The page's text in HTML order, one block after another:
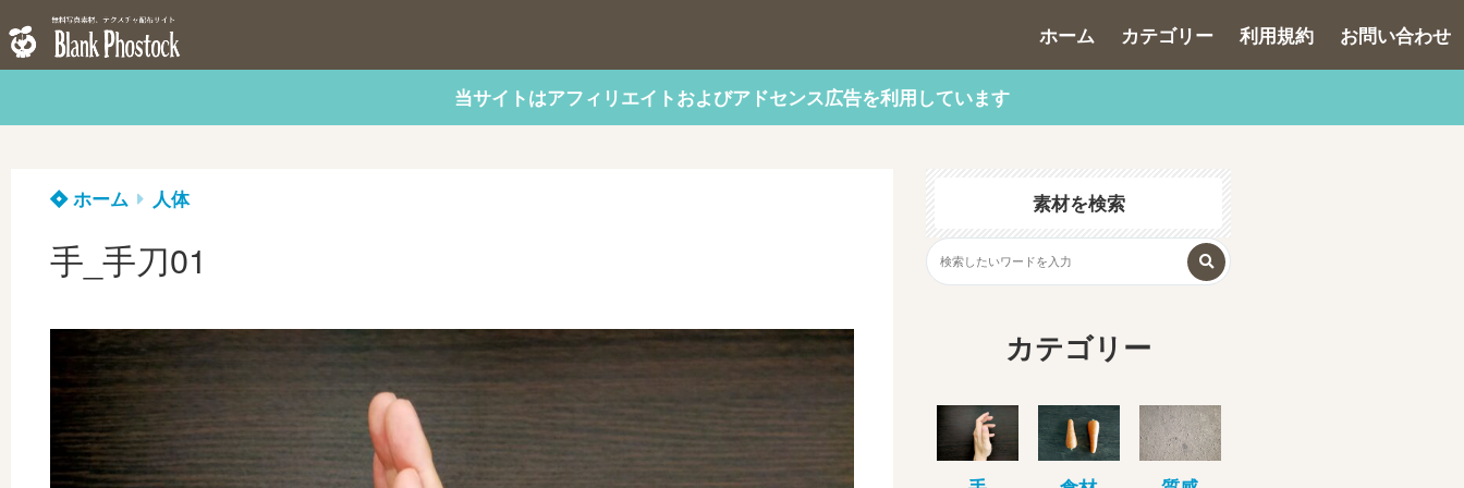
ホーム カテゴリー 利用規約 お問い合わせ
当サイトはアフィリエイトおよびアドセンス広告を利用しています
ホーム 人体
手_手刀01
素材を検索
カテゴリー